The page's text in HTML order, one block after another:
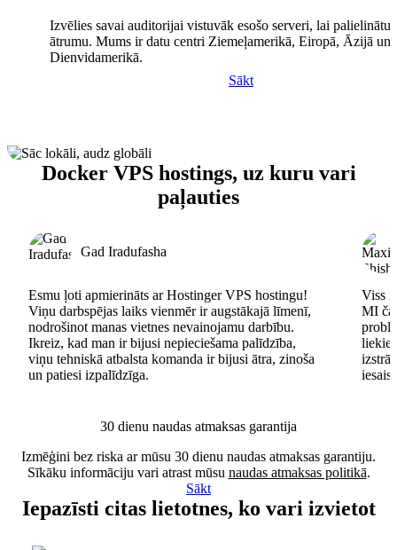
Izvēlies savai auditorijai vistuvāk esošo serveri, lai palielinātu
ātrumu. Mums ir datu centri Ziemeļamerikā, Eiropā, Āzijā un
Dienvidamerikā.
Sākt
Docker VPS hostings, uz kuru vari
paļauties
Gad Iradufasha
Esmu ļoti apmierināts ar Hostinger VPS hostingu!
Viņu darbspējas laiks vienmēr ir augstākajā līmenī,
nodrošinot manas vietnes nevainojamu darbību.
Ikreiz, kad man ir bijusi nepieciešama palīdzība,
viņu tehniskā atbalsta komanda ir bijusi ātra, zinoša
un patiesi izpalīdzīga.
Viss
MI
30 dienu naudas atmaksas garantija
Izmēģini bez riska ar mūsu 30 dienu naudas atmaksas garantiju.
Sīkāku informāciju vari atrast mūsu naudas atmaksas politikā.
Sākt
Iepazīsti citas lietotnes, ko vari izvietot